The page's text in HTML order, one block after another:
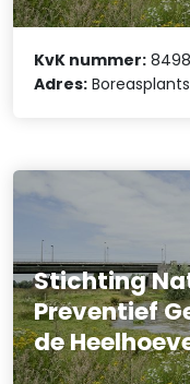
KvK nummer:
Adres:
Stichting
Preventief
de